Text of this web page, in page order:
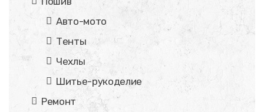
Авто-мото
Тенты
Чехлы
Шитье-рукоделие
Ремонт